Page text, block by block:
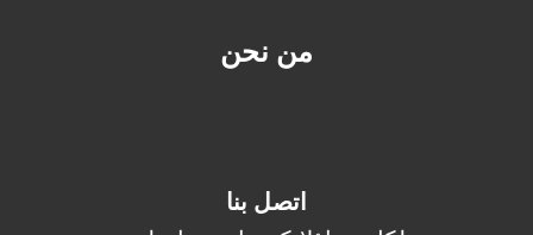
من نحن
اتصل بنا